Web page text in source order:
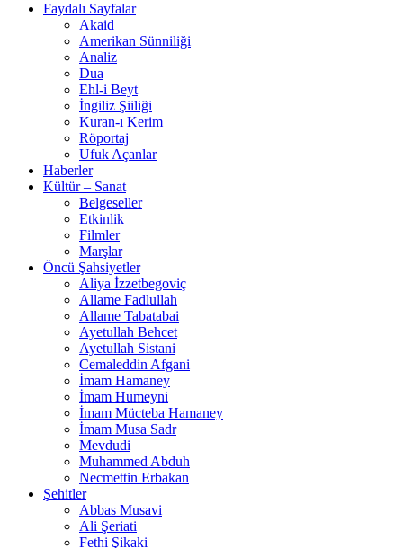
Faydalı Sayfalar
Akaid
Amerikan Sünniliği
Analiz
Dua
Ehl-i Beyt
İngiliz Şiiliği
Kuran-ı Kerim
Röportaj
Ufuk Açanlar
Haberler
Kültür – Sanat
Belgeseller
Etkinlik
Filmler
Marşlar
Öncü Şahsiyetler
Aliya İzzetbegoviç
Allame Fadlullah
Allame Tabatabai
Ayetullah Behcet
Ayetullah Sistani
Cemaleddin Afgani
İmam Hamaney
İmam Humeyni
İmam Mücteba Hamaney
İmam Musa Sadr
Mevdudi
Muhammed Abduh
Necmettin Erbakan
Şehitler
Abbas Musavi
Ali Şeriati
Fethi Şikaki